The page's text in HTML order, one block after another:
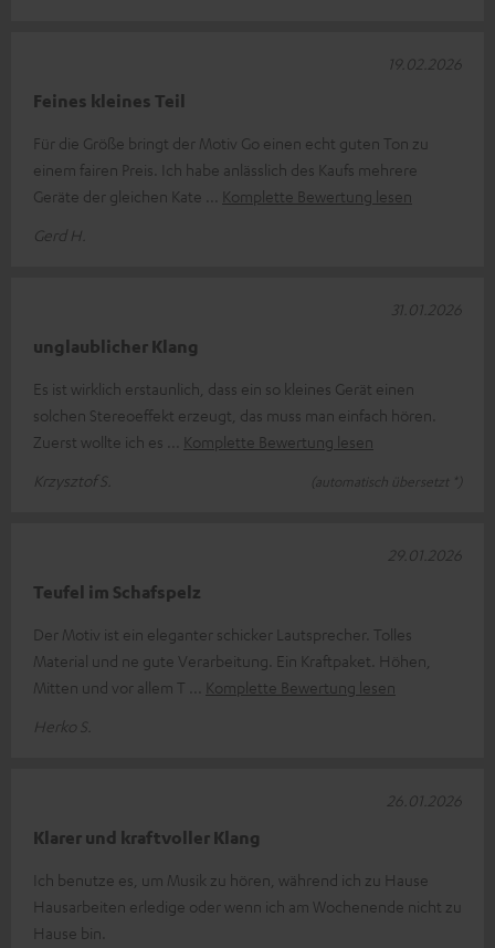
Feines kleines Teil
Für die Größe bringt der Motiv Go einen echt guten Ton zu
einem fairen Preis. Ich habe anlässlich des Kaufs mehrere
Geräte der gleichen Kate
Komplette Bewertung lesen
Gerd H.
19.02.2026
unglaublicher Klang
Es ist wirklich erstaunlich, dass ein so kleines Gerät einen
solchen Stereoeffekt erzeugt, das muss man einfach hören.
Zuerst wollte ich es
Komplette Bewertung lesen
Krzysztof S.
(automatisch übersetzt *)
31.01.2026
Teufel im Schafspelz
Der Motiv ist ein eleganter schicker Lautsprecher. Tolles
Material und ne gute Verarbeitung. Ein Kraftpaket. Höhen,
Mitten und vor allem T
Komplette Bewertung lesen
Herko S.
29.01.2026
Klarer und kraftvoller Klang
Ich benutze es, um Musik zu hören, während ich zu Hause
Hausarbeiten erledige oder wenn ich am Wochenende nicht zu
Hause bin.
26.01.2026